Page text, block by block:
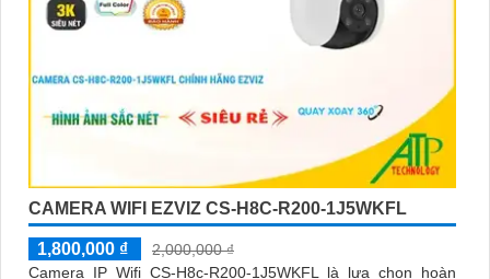
CAMERA WIFI EZVIZ CS-H8C-R200-1J5WKFL
1,800,000 ₫
2,000,000 ₫
Camera IP Wifi CS-H8c-R200-1J5WKFL là lựa chọn hoàn